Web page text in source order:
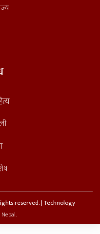
reserved. | Technology